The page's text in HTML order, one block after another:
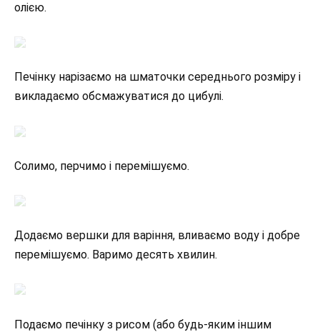
олією.
Печінку нарізаємо на шматочки середнього розміру і
викладаємо обсмажуватися до цибулі.
Солимо, перчимо і перемішуємо.
Додаємо вершки для варіння, вливаємо воду і добре
перемішуємо. Варимо десять хвилин.
Подаємо печінку з рисом (або будь-яким іншим